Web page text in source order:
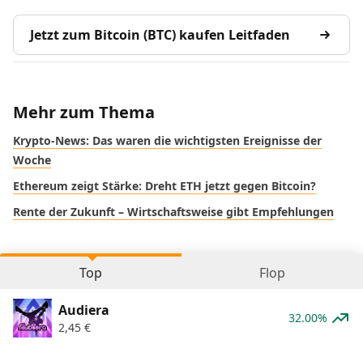
Jetzt zum Bitcoin (BTC) kaufen Leitfaden
Mehr zum Thema
Krypto-News: Das waren die wichtigsten Ereignisse der
Woche
Ethereum zeigt Stärke: Dreht ETH jetzt gegen Bitcoin?
Rente der Zukunft – Wirtschaftsweise gibt Empfehlungen
Top Flop
Audiera
2,45 €
32.00%